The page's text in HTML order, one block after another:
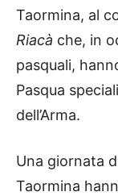
Taormina, al
Riacà che, in
pasquali,
Pasqua
dell’Arma.
Una giornata
Taormina